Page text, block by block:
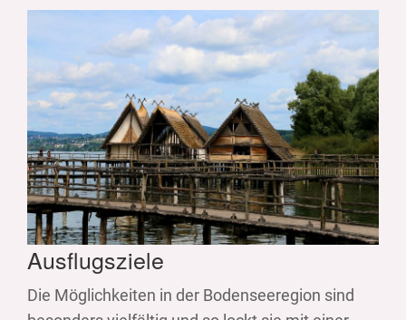
Ausflugsziele
Die Möglichkeiten in der Bodenseeregion sind